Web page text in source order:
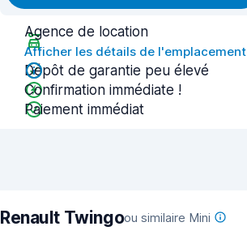
Agence de location
Afficher les détails de l'emplacement
Dépôt de garantie peu élevé
Confirmation immédiate !
Paiement immédiat
Renault Twingoou similaire Mini